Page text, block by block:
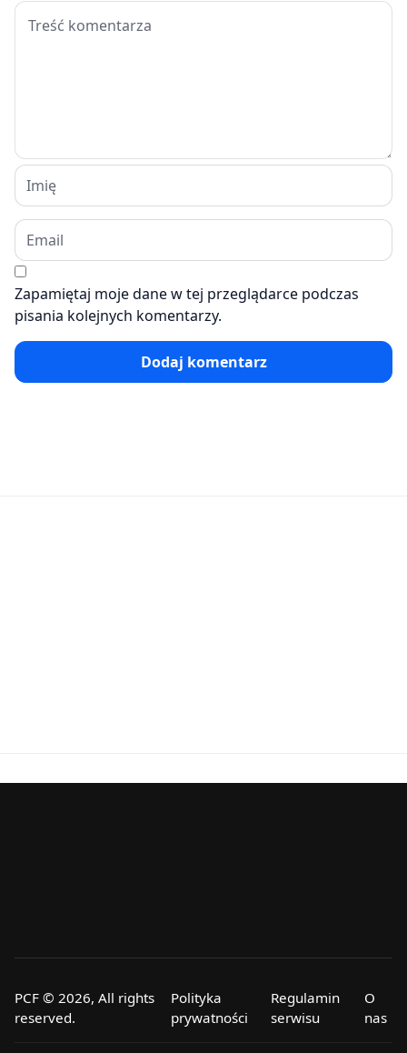
Zapamiętaj moje dane w tej przeglądarce podczas
pisania kolejnych komentarzy.
Dodaj komentarz
PCF © 2026, All rights
reserved.
Polityka
prywatności
Regulamin
serwisu
O
nas